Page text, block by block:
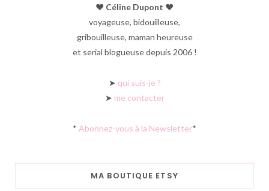
♥︎ Céline Dupont ♥︎
voyageuse, bidouilleuse,
gribouilleuse, maman heureuse
et serial blogueuse depuis 2006 !
➤ qui suis-je ?
➤ me contacter
* Abonnez-vous à la Newsletter*
MA BOUTIQUE ETSY